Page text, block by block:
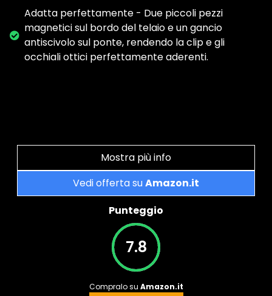
Adatta perfettamente - Due piccoli pezzi
magnetici sul bordo del telaio e un gancio
antiscivolo sul ponte, rendendo la clip e gli
occhiali ottici perfettamente aderenti.
Mostra più info
Vedi offerta suAmazon.it
Punteggio
7.8
Compralo su Amazon.it